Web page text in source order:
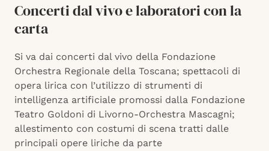
Concerti dal vivo e laboratori con la
carta
Si va dai concerti dal vivo della Fondazione
Orchestra Regionale della Toscana; spettacoli di
opera lirica con l’utilizzo di strumenti di
intelligenza artificiale promossi dalla Fondazione
Teatro Goldoni di Livorno-Orchestra Mascagni;
allestimento con costumi di scena tratti dalle
principali opere liriche da parte